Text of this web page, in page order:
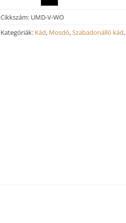
Cikkszám: UMD-V-WO
Kategóriák: Kád, Mosdó,Szabadonálló kád,